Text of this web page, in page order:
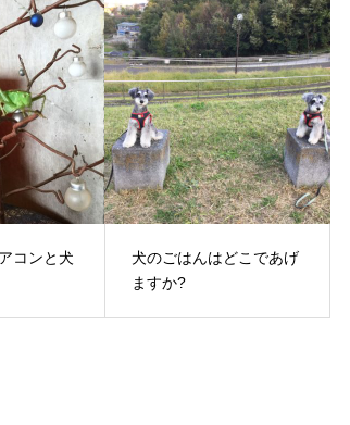
コンと犬
犬のごはんはどこであげ
ますか?